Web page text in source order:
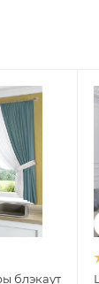
самых
блэкаут